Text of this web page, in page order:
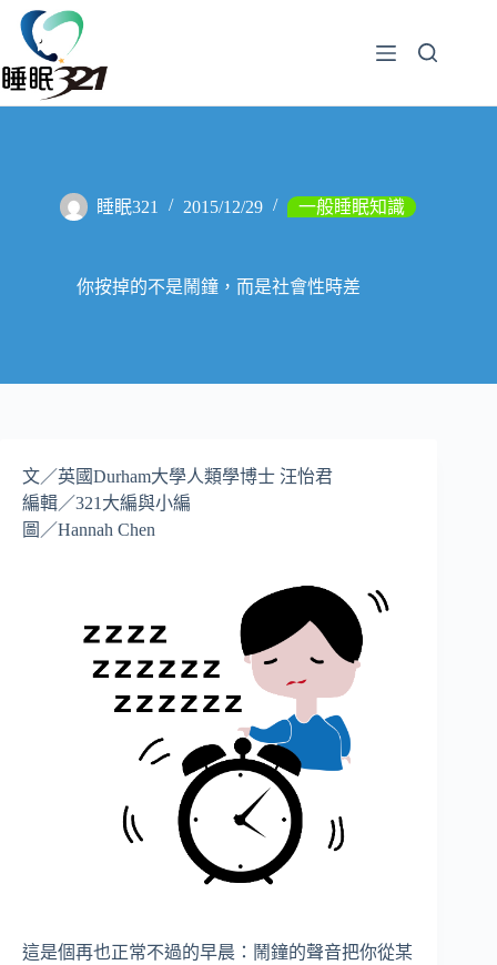
睡眠321 2015/12/29 一般睡眠知識
你按掉的不是鬧鐘，而是社會性時差
文／英國Durham大學人類學博士 汪怡君
編輯／321大編與小編
圖／Hannah Chen
這是個再也正常不過的早晨：鬧鐘的聲音把你從某